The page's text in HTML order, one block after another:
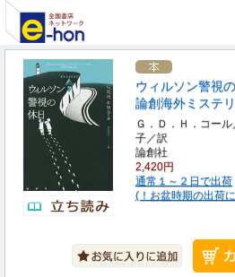
ウィルソン警視
論創海外ミステ
Ｇ．Ｄ．Ｈ．コー
子／訳
論創社
2,420円
通常１～２日で出荷
(！お盆時期の出荷